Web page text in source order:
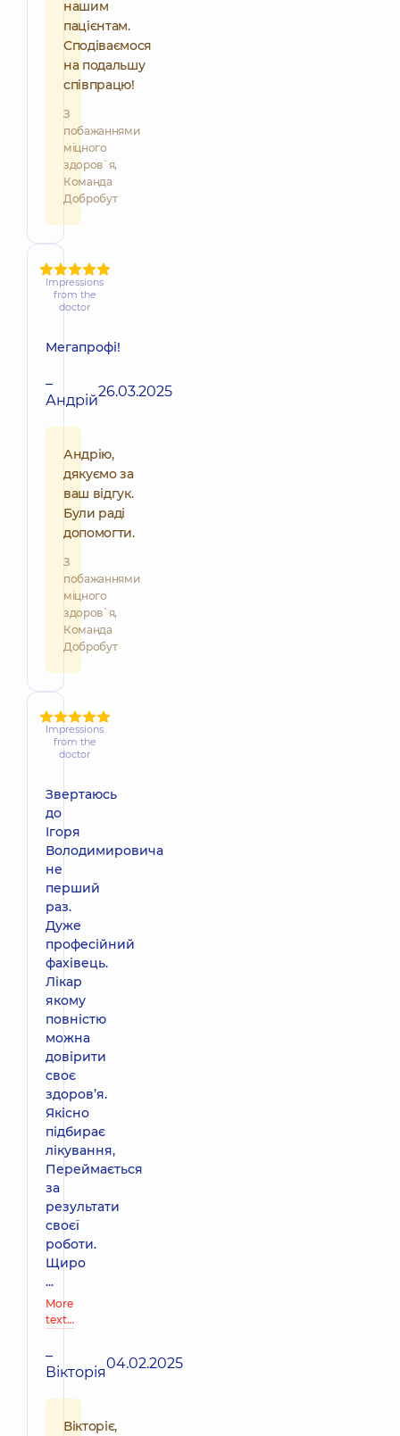
нашим
пацієнтам.
Сподіваємося
на подальшу
співпрацю!
З
побажаннями
міцного
здоров`я,
Команда
Добробут
Impressions
from the
doctor
Мегапрофі!
–
Андрій26.03.2025
Андрію,
дякуємо за
ваш відгук.
Були раді
допомогти.
З
побажаннями
міцного
здоров`я,
Команда
Добробут
Impressions
from the
doctor
Звертаюсь
до
Ігоря
Володимировича
не
перший
раз.
Дуже
професійний
фахівець.
Лікар
якому
повністю
можна
довірити
своє
здоров’я.
Якісно
підбирає
лікування,
Переймається
за
результати
своєї
роботи.
Щиро
...
More
text…
–
Вікторія04.02.2025
Вікторіє,